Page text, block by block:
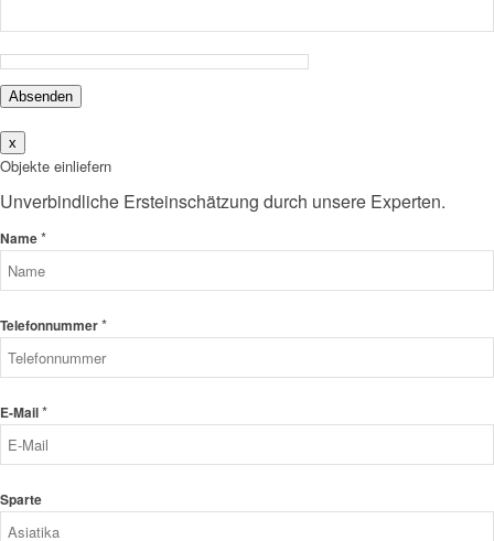
Absenden
x
Objekte einliefern
Unverbindliche Ersteinschätzung durch unsere Experten.
Name*
Telefonnummer*
E-Mail*
Sparte